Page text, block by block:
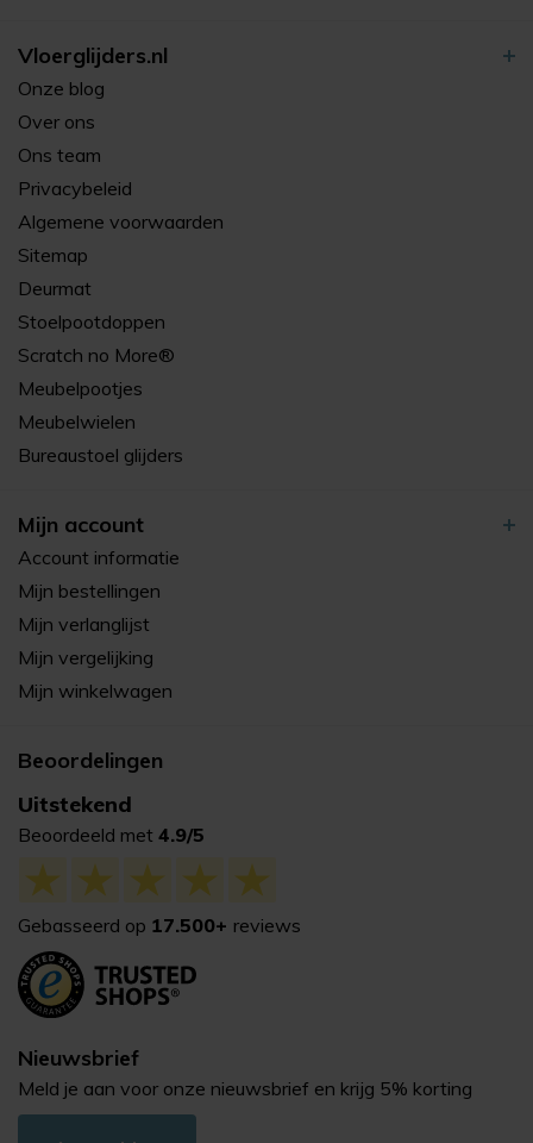
Vloerglijders.nl
Onze blog
Over ons
Ons team
Privacybeleid
Algemene voorwaarden
Sitemap
Deurmat
Stoelpootdoppen
Scratch no More®
Meubelpootjes
Meubelwielen
Bureaustoel glijders
Mijn account
Account informatie
Mijn bestellingen
Mijn verlanglijst
Mijn vergelijking
Mijn winkelwagen
Beoordelingen
Uitstekend
Beoordeeld met 4.9/5
Gebasseerd op 17.500+ reviews
Nieuwsbrief
Meld je aan voor onze nieuwsbrief en krijg 5% korting